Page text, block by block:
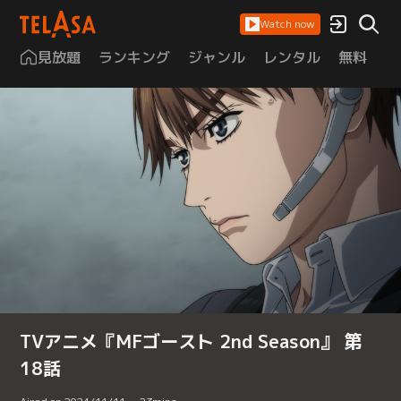
Watch now
見放題 ランキング ジャンル レンタル 無料
TVアニメ『MFゴースト 2nd Season』 第
18話